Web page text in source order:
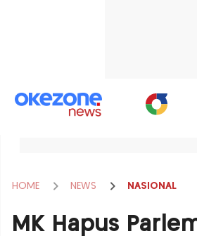
HOME NEWS NASIONAL
MK Hapus